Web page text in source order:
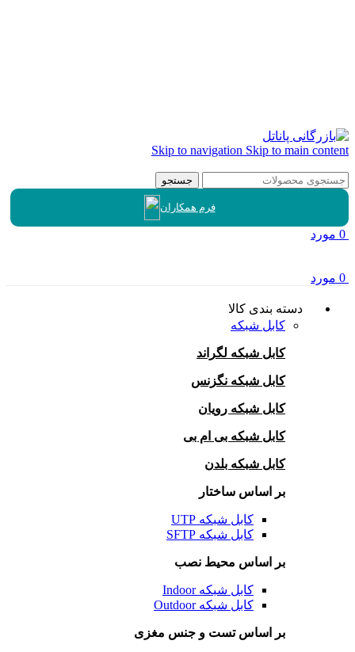
Skip to navigation Skip to main content
جستجو
فرم همکاران
0 مورد
0 مورد
دسته بندی کالا
کابل شبکه
کابل شبکه لگراند
کابل شبکه نگزنس
کابل شبکه رویان
کابل شبکه بی ام بی
کابل شبکه بلدن
بر اساس ساختار
کابل شبکه UTP
کابل شبکه SFTP
بر اساس محیط نصب
کابل شبکه Indoor
کابل شبکه Outdoor
بر اساس تست و جنس مغزی